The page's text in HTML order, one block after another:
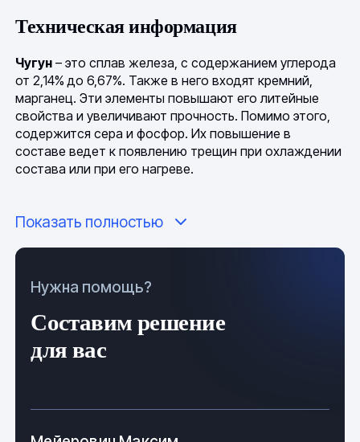
Техническая информация
Чугун – это сплав железа, с содержанием углерода
от 2,14% до 6,67%. Также в него входят кремний,
марганец. Эти элементы повышают его литейные
свойства и увеличивают прочность. Помимо этого,
содержится сера и фосфор. Их повышение в
составе ведет к появлению трещин при охлаждении
состава или при его нагреве.
достигается благодаря современным методам
хрупкость, при этом повышаются другие
конфигурации. От наиболее простых: круги, втулки,
применяемыми в различных механизмах. Размеры
Показать полностью
Нужна помощь?
Составим решение
для вас